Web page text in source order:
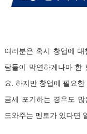
여러분은 혹시 창업에
람들이 막연하게나마 한
요. 하지만 창업에 필요
금세 포기하는 경우도
도와주는 멘토가 있다면